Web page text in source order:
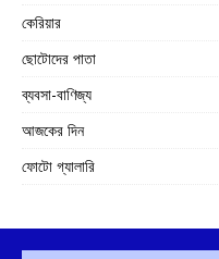
কেরিয়ার
ছোটোদের পাতা
ব্যবসা-বাণিজ্য
আজকের দিন
ফোটো গ্যালারি